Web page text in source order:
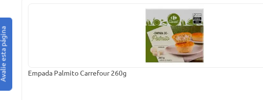
Empada Palmito Carrefour 260g